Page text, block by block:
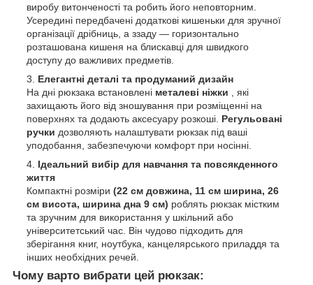
виробу витонченості та робить його неповторним.
Усередині передбачені додаткові кишеньки для зручної
організації дрібниць, а ззаду — горизонтально
розташована кишеня на блискавці для швидкого
доступу до важливих предметів.
Елегантні деталі та продуманий дизайн
На дні рюкзака встановлені металеві ніжки , які
захищають його від зношування при розміщенні на
поверхнях та додають аксесуару розкоші. Регульовані
ручки дозволяють налаштувати рюкзак під ваші
уподобання, забезпечуючи комфорт при носінні.
Ідеальний вибір для навчання та повсякденного
життя
Компактні розміри (22 см довжина, 11 см ширина, 26
см висота, ширина дна 9 см) роблять рюкзак містким
та зручним для використання у шкільний або
університетський час. Він чудово підходить для
зберігання книг, ноутбука, канцелярського приладдя та
інших необхідних речей.
Чому варто вибрати цей рюкзак: